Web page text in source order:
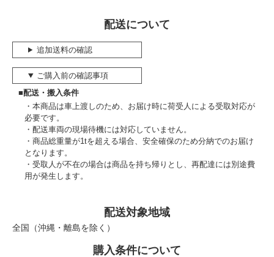
配送について
追加送料の確認
ご購入前の確認事項
■配送・搬入条件
本商品は車上渡しのため、お届け時に荷受人による受取対応が
必要です。
配送車両の現場待機には対応していません。
商品総重量が1tを超える場合、安全確保のため分納でのお届け
となります。
受取人が不在の場合は商品を持ち帰りとし、再配達には別途費
用が発生します。
配送対象地域
全国（沖縄・離島を除く）
購入条件について